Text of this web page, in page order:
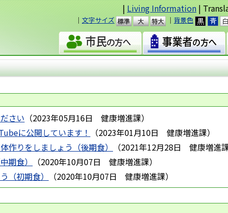
| Living Information |
｜ 文字サイズ
準
大
｜ 背景色
さい （2023年05月16日 健康増進課）
に公開しています！
（2023年01月10日 健康増進課）
作りをしましょう（後期食）
（2021年12月28日 健康増進
期食）
（2020年10月07日 健康増進課）
（初期食）
（2020年10月07日 健康増進課）